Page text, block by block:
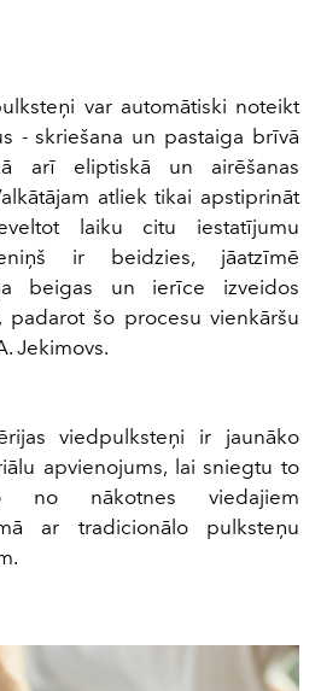
var automātiski noteikt
- skriešana un pastaiga brīvā
arī eliptiskā un airēšanas
atliek tikai apstiprināt
laiku citu iestatījumu
ir beidzies, jāatzīmē
beigas un ierīce izveidos
padarot šo procesu vienkāršu
Jekimovs.
viedpulksteņi ir jaunāko
apvienojums, lai sniegtu to
no nākotnes viedajiem
ar tradicionālo pulksteņu